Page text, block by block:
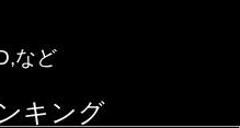
など
キング